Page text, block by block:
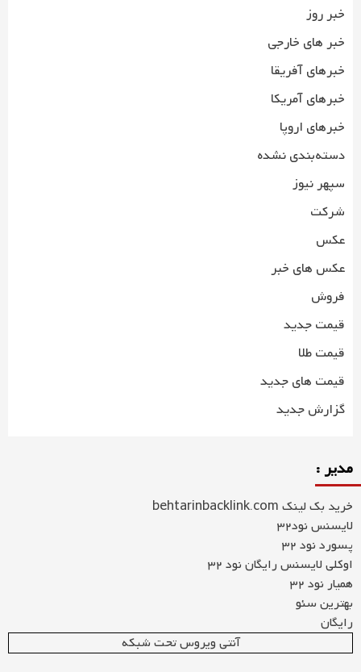
خبر روز
خبر های خارجی
خبرهای آفریقا
خبرهای آمریکا
خبرهای اروپا
دسته‌بندی نشده
سپهر نیوز
شرکت
عکس
عکس های خبر
فروش
قیمت جدید
قیمت طلا
قیمت های جدید
گزارش جدید
مدیر :
خرید بک لینک behtarinbacklink.com
لایسنس نود32
پسورد نود 32
اوکلی لایسنس رایگان نود 32
همیار نود 32
بهترین سئو
رایگان
آنتی ویروس تحت شبکه